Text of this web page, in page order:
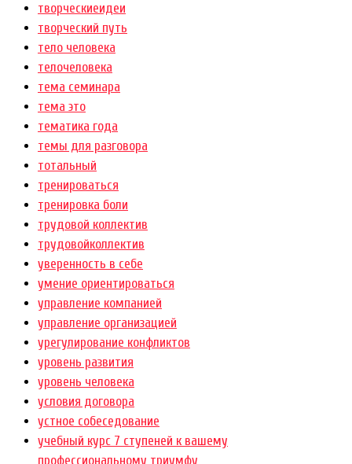
творческиеидеи
творческий путь
тело человека
телочеловека
тема семинара
тема это
тематика года
темы для разговора
тотальный
тренироваться
тренировка боли
трудовой коллектив
трудовойколлектив
уверенность в себе
умение ориентироваться
управление компанией
управление организацией
урегулирование конфликтов
уровень развития
уровень человека
условия договора
устное собеседование
учебный курс 7 ступеней к вашему
профессиональному триумфу